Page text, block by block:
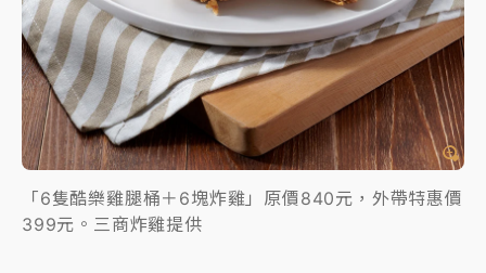
「6隻酷樂雞腿桶＋6塊炸雞」原價840元，外帶特惠價
399元。三商炸雞提供